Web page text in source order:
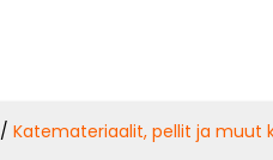
/Katemateriaalit, pellit ja muut